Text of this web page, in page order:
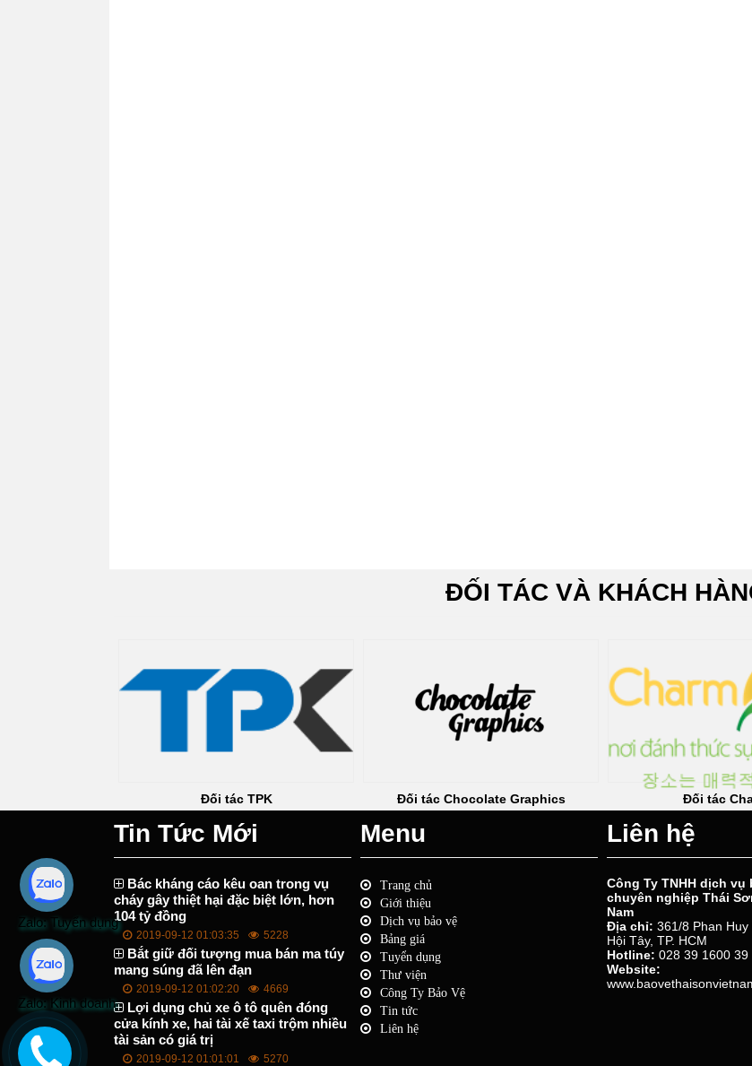
ĐỐI TÁC VÀ KHÁCH
Đối tác Chocolate Graphics Đối tác Charm Đối
Tin Tức Mới
Bác kháng cáo kêu oan trong vụ
cháy gây thiệt hại đặc biệt lớn, hơn
104 tỷ đồng
2019-09-12 01:03:35 5228
Bắt giữ đối tượng mua bán ma túy
mang súng đã lên đạn
2019-09-12 01:02:20 4669
Lợi dụng chủ xe ô tô quên đóng
cửa kính xe, hai tài xế taxi trộm nhiều
tài sản có giá trị
2019-09-12 01:01:01 5270
Menu
Trang chủ
Giới thiệu
Dịch vụ bảo vệ
Bảng giá
Tuyển dụng
Thư viện
Công Ty Bảo Vệ
Tin tức
Liên hệ
Liên hệ
Công Ty TNHH dịch vụ
chuyên nghiệp Thái
Nam
Địa chỉ: 361/8 Phan Huy
Hội Tây, TP. HCM
Hotline: 028 39 1600 39
Website:
Zalo: Tuyển dụng
Zalo: Kinh doanh